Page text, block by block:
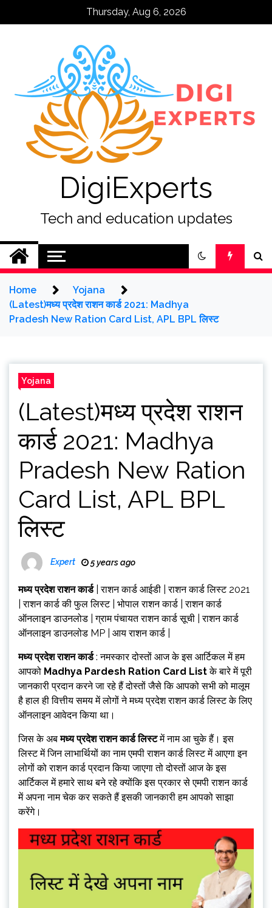
Thursday, Aug 6, 2026
DigiExperts
Tech and education updates
Home
Yojana
(Latest)मध्य प्रदेश राशन कार्ड 2021: Madhya
Pradesh New Ration Card List, APL BPL लिस्ट
Yojana
(Latest)मध्य प्रदेश राशन
कार्ड 2021: Madhya
Pradesh New Ration
Card List, APL BPL
लिस्ट
Expert 5 years ago
मध्य प्रदेश राशन कार्ड| राशन कार्ड आईडी | राशन कार्ड लिस्ट 2021
| राशन कार्ड की फुल लिस्ट | भोपाल राशन कार्ड | राशन कार्ड
ऑनलाइन डाउनलोड | ग्राम पंचायत राशन कार्ड सूची | राशन कार्ड
ऑनलाइन डाउनलोड MP | आय राशन कार्ड |
मध्य प्रदेश राशन कार्ड: नमस्कार दोस्तों आज के इस आर्टिकल में हम
आपको Madhya Pardesh Ration Card Listके बारे में पूरी
जानकारी प्रदान करने जा रहे हैं दोस्तों जैसे कि आपको सभी को मालूम
है हाल ही वित्तीय समय में लोगों ने मध्य प्रदेश राशन कार्ड लिस्ट के लिए
ऑनलाइन आवेदन किया था।
जिस के अबमध्य प्रदेश राशन कार्ड लिस्टमें नाम आ चुके हैं। इस
लिस्ट में जिन लाभार्थियों का नाम एमपी राशन कार्ड लिस्ट में आएगा इन
लोगों को राशन कार्ड प्रदान किया जाएगा तो दोस्तों आज के इस
आर्टिकल में हमारे साथ बने रहे क्योंकि इस प्रकार से एमपी राशन कार्ड
में अपना नाम चेक कर सकते हैं इसकी जानकारी हम आपको साझा
करेंगे।